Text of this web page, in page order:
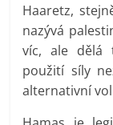
Haaretz,
nazývá
víc, ale dělá
použití síly
alternativní